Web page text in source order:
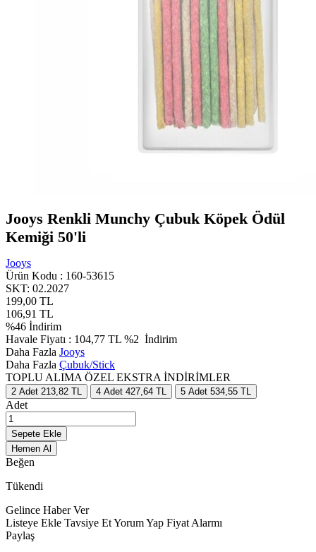
Jooys Renkli Munchy Çubuk Köpek Ödül
Kemiği 50'li
Jooys
Ürün Kodu : 160-53615
SKT: 02.2027
199,00 TL
106,91 TL
%46 İndirim
Havale Fiyatı : 104,77 TL %2 İndirim
Daha Fazla Jooys
Daha Fazla Çubuk/Stick
TOPLU ALIMA ÖZEL EKSTRA İNDİRİMLER
2 Adet 213,82 TL 4 Adet 427,64 TL 5 Adet 534,55 TL
Adet
Sepete Ekle
Hemen Al
Beğen
Tükendi
Gelince Haber Ver
Listeye Ekle Tavsiye EtYorum Yap Fiyat Alarmı
Paylaş